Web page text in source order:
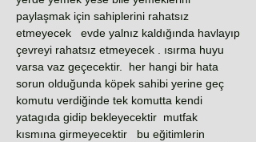
paylaşmak için sahiplerini rahatsız
etmeyecek evde yalnız kaldığında havlayıp
çevreyi rahatsız etmeyecek . ısırma huyu
varsa vaz geçecektir. her hangi bir hata
sorun olduğunda köpek sahibi yerine geç
komutu verdiğinde tek komutta kendi
yatagıda gidip bekleyecektir mutfak
kısmına girmeyecektir bu eğitimlerin